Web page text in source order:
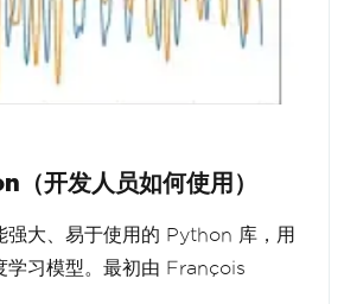
开发人员如何使用）
强大、易于使用的 Python 库，用
学习模型。最初由 François